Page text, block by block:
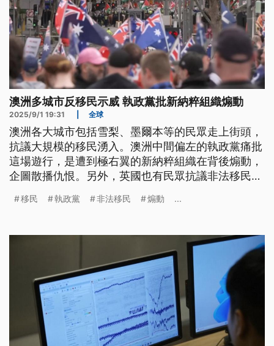
澳洲多城市反移民示威 執政黨批新納粹組織煽動
2025/9/1 19:31 全球
澳洲各大城市包括雪梨、墨爾本等的民眾走上街頭，
抗議大規模的移民湧入。澳洲中間偏左的執政黨痛批
這場遊行，是遭到極右翼的新納粹組織在背後煽動，
企圖散播仇恨。另外，英國也有民眾抗議非法移民，
尋求庇護者不必被驅逐，更引發民眾不滿。
移民 執政黨 非法移民 煽動 ...